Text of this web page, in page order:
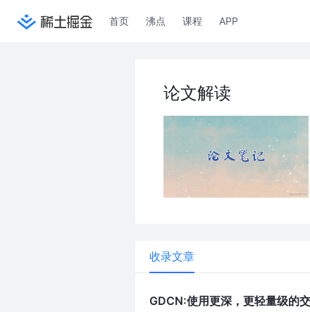
首页 沸点 课程 APP
论文解读
收录文章
GDCN:使用更深，更轻量级的